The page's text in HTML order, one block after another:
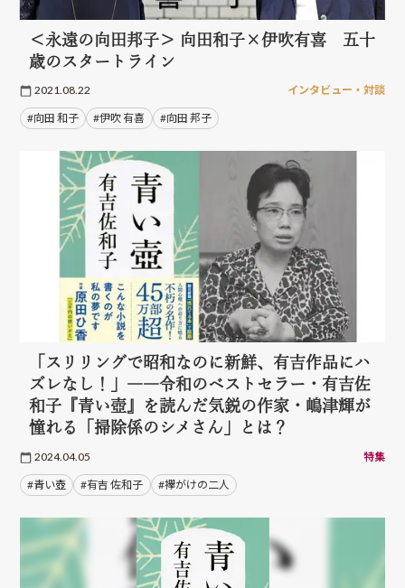
＜永遠の向田邦子＞ 向田和子×伊吹有喜 五十
歳のスタートライン
2021.08.22 インタビュー・対談
#向田 和子 #伊吹 有喜 #向田 邦子
「スリリングで昭和なのに新鮮、有吉作品にハ
ズレなし！」――令和のベストセラー・有吉佐
和子『青い壺』を読んだ気鋭の作家・嶋津輝が
憧れる「掃除係のシメさん」とは？
2024.04.05 特集
#青い壺 #有吉 佐和子 #襷がけの二人